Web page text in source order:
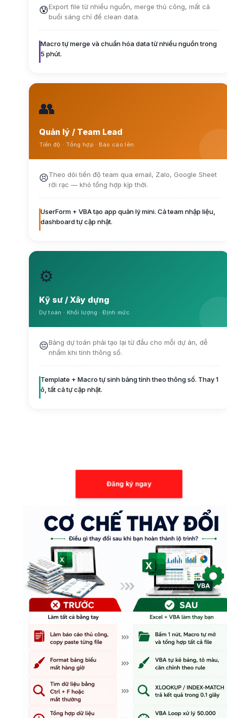
😰Export file từ nhiều nguồn, merge thủ công, mất cả
buổi sáng chỉ để clean data.
Macro tự merge và chuẩn hóa data từ nhiều nguồn trong
5 phút.
👥
Quản lý / Team Lead
Tiến độ · Tổng hợp · Báo cáo lên
😣Theo dõi tiến độ team qua email, Zalo, Google Sheet
rời rạc — khó tổng hợp kịp thời.
UserForm + VBA tạo app quản lý mini. Cả team nhập liệu,
dashboard tự cập nhật.
⚙️
Kỹ sư / Xây dựng
Dự toán · Khối lượng · Định mức
😔Bảng dự toán phải tạo lại từ đầu cho mỗi dự án, dễ
nhầm khi tính thông số.
Template + Macro tự sinh bảng tính theo thông số. Thay 1
ô, tất cả tự cập nhật.
Đăng ký ngay